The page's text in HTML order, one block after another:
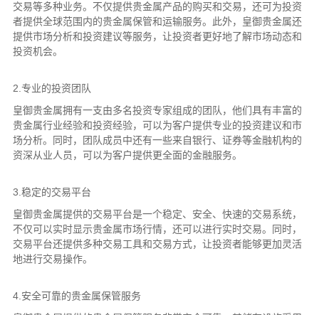
交易等多种业务。不仅提供贵金属产品的购买和交易，还可为投资
者提供全球范围内的贵金属保管和运输服务。此外，皇御贵金属还
提供市场分析和投资建议等服务，让投资者更好地了解市场动态和
投资机会。
2.专业的投资团队
皇御贵金属拥有一支由多名投资专家组成的团队，他们具有丰富的
贵金属行业经验和投资经验，可以为客户提供专业的投资建议和市
场分析。同时，团队成员中还有一些来自银行、证券等金融机构的
资深从业人员，可以为客户提供更全面的金融服务。
3.稳定的交易平台
皇御贵金属提供的交易平台是一个稳定、安全、快速的交易系统，
不仅可以实时显示贵金属市场行情，还可以进行实时交易。同时，
交易平台还提供多种交易工具和交易方式，让投资者能够更加灵活
地进行交易操作。
4.安全可靠的贵金属保管服务